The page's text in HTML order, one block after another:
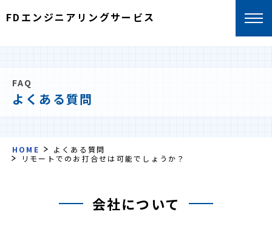
FDエンジニアリングサービス
FAQ
よくある質問
HOME
よくある質問
リモートでのお打合せは可能でしょうか？
会社について